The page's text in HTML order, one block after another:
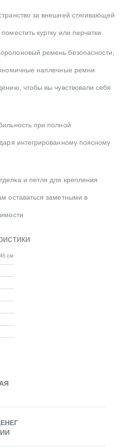
за внешней стягивающей
куртку или перчатки
ремень безопасности,
наплечные ремни
чтобы вы чувствовали себя
при полной
интегрированному поясному
и петля для крепления
оставаться заметными в
см